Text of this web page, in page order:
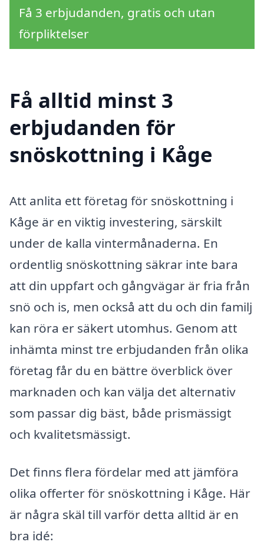
Få 3 erbjudanden, gratis och utan
förpliktelser
Få alltid minst 3
erbjudanden för
snöskottning i Kåge
Att anlita ett företag för snöskottning i
Kåge är en viktig investering, särskilt
under de kalla vintermånaderna. En
ordentlig snöskottning säkrar inte bara
att din uppfart och gångvägar är fria från
snö och is, men också att du och din familj
kan röra er säkert utomhus. Genom att
inhämta minst tre erbjudanden från olika
företag får du en bättre överblick över
marknaden och kan välja det alternativ
som passar dig bäst, både prismässigt
och kvalitetsmässigt.
Det finns flera fördelar med att jämföra
olika offerter för snöskottning i Kåge. Här
är några skäl till varför detta alltid är en
bra idé: